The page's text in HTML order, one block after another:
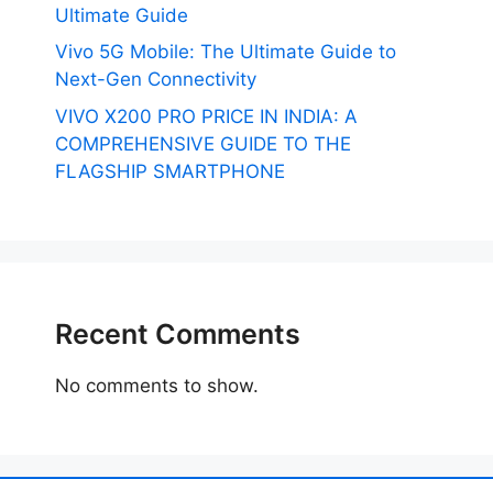
Ultimate Guide
Vivo 5G Mobile: The Ultimate Guide to
Next-Gen Connectivity
VIVO X200 PRO PRICE IN INDIA: A
COMPREHENSIVE GUIDE TO THE
FLAGSHIP SMARTPHONE
Recent Comments
No comments to show.